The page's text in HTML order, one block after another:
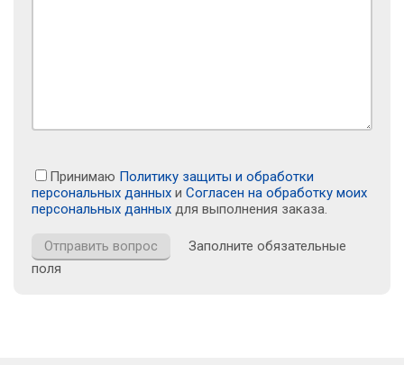
Принимаю Политику защиты и обработки
персональных данных и Согласен на обработку моих
персональных данных для выполнения заказа.
Заполните обязательные
поля